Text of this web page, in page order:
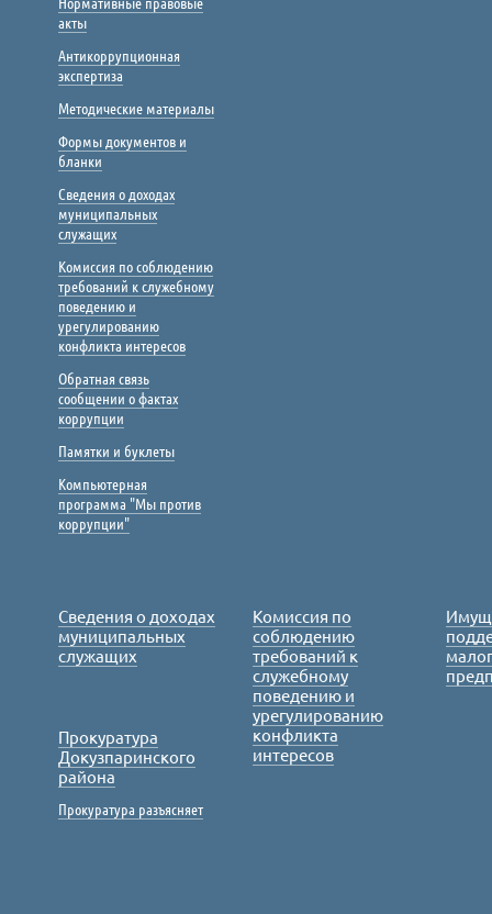
акты
Антикоррупционная
экспертиза
Методические материалы
Формы документов и
бланки
Сведения о доходах
муниципальных
служащих
Комиссия по соблюдению
требований к служебному
поведению и
урегулированию
конфликта интересов
Обратная связь
сообщении о фактах
коррупции
Памятки и буклеты
Компьютерная
программа "Мы против
коррупции"
Сведения о доходах
муниципальных
служащих
Комиссия по
соблюдению
требований к
служебному
поведению и
урегулированию
конфликта
интересов
Прокуратура
Докузпаринского
района
Прокуратура разъясняет